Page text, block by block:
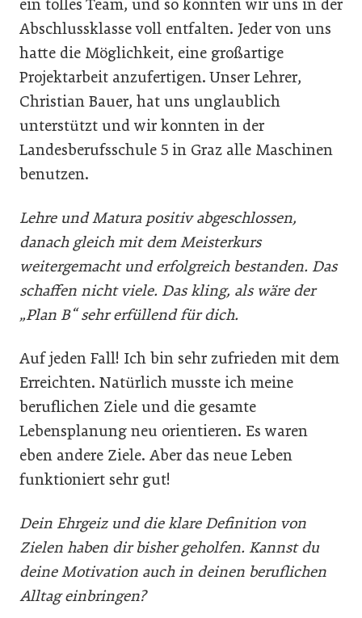
ein tolles Team, und so konnten wir uns in der
Abschlussklasse voll entfalten. Jeder von uns
hatte die Möglichkeit, eine großartige
Projektarbeit anzufertigen. Unser Lehrer,
Christian Bauer, hat uns unglaublich
unterstützt und wir konnten in der
Landesberufsschule 5 in Graz alle Maschinen
benutzen.
Lehre und Matura positiv abgeschlossen,
danach gleich mit dem Meisterkurs
weitergemacht und erfolgreich bestanden. Das
schaffen nicht viele. Das kling, als wäre der
„Plan B“ sehr erfüllend für dich.
Auf jeden Fall! Ich bin sehr zufrieden mit dem
Erreichten. Natürlich musste ich meine
beruflichen Ziele und die gesamte
Lebensplanung neu orientieren. Es waren
eben andere Ziele. Aber das neue Leben
funktioniert sehr gut!
Dein Ehrgeiz und die klare Definition von
Zielen haben dir bisher geholfen. Kannst du
deine Motivation auch in deinen beruflichen
Alltag einbringen?